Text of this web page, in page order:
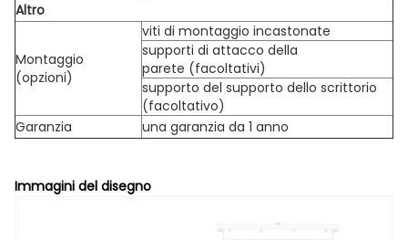
Altro
Montaggio
(opzioni)
viti di montaggio incastonate
supporti di attacco della
parete (facoltativi)
supporto del supporto dello scrittorio
(facoltativo)
Garanzia
una garanzia da 1 anno
Immagini del disegno